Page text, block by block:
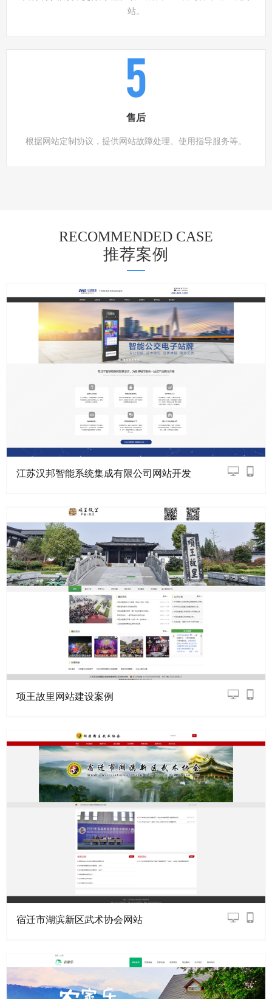
站。
5
售后
根据网站定制协议，提供网站故障处理、使用指导服务等。
RECOMMENDED CASE
推荐案例
江苏汉邦智能系统集成有限公司网站开发
项王故里网站建设案例
宿迁市湖滨新区武术协会网站